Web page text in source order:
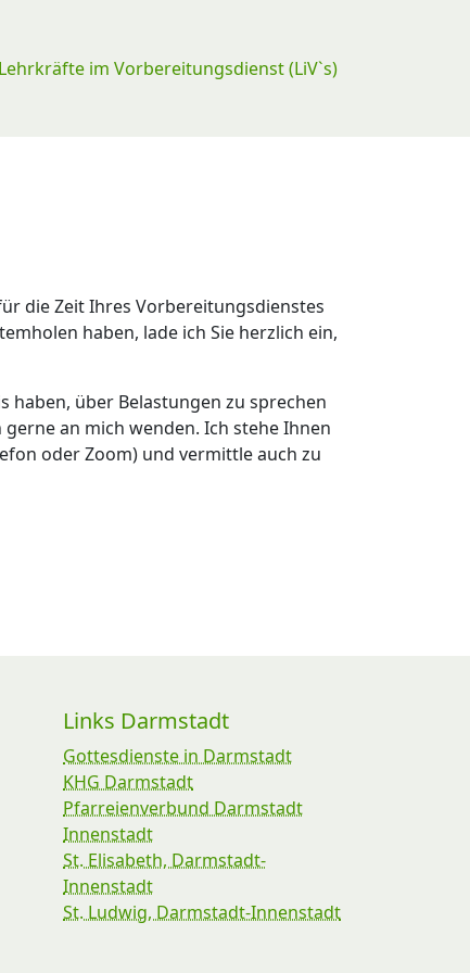
Lehrkräfte im Vorbereitungsdienst (LiV`s)
die Zeit Ihres Vorbereitungsdienstes
haben, lade ich Sie herzlich ein,
haben, über Belastungen zu sprechen
an mich wenden. Ich stehe Ihnen
oder Zoom) und vermittle auch zu
Links Darmstadt
Gottesdienste in Darmstadt
KHG Darmstadt
Pfarreienverbund Darmstadt
Innenstadt
St. Elisabeth, Darmstadt-
Innenstadt
St. Ludwig, Darmstadt-Innenstadt